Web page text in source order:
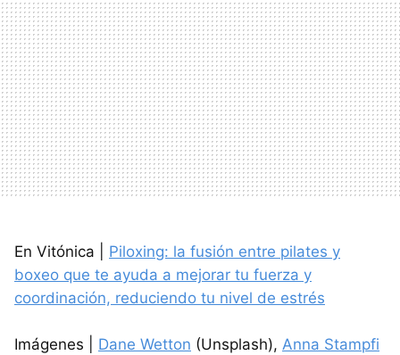
En Vitónica | Piloxing: la fusión entre pilates y
boxeo que te ayuda a mejorar tu fuerza y
coordinación, reduciendo tu nivel de estrés
Imágenes | Dane Wetton (Unsplash), Anna Stampfi